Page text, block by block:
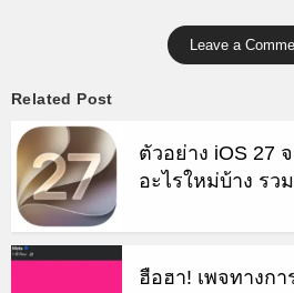
Leave a
Related Post
ตัวอย่าง iOS 27
อะไรใหม่บ้าง รว
ฮือฮา! เพจทางก